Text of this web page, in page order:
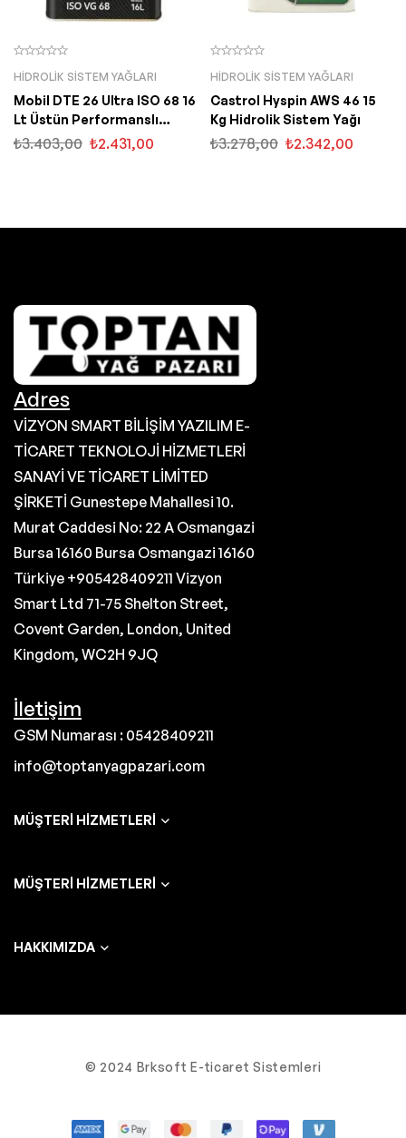
HIDROLIK SISTEM YAĞLARI
Mobil DTE 26 Ultra ISO 68 16
Lt Üstün Performanslı
Hidrolik Sistem Yağı
₺3.403,00 ₺2.431,00
HIDROLIK SISTEM YAĞLARI
Castrol Hyspin AWS 46 15
Kg Hidrolik Sistem Yağı
₺3.278,00 ₺2.342,00
Adres
VİZYON SMART BİLİŞİM YAZILIM E-
TİCARET TEKNOLOJİ HİZMETLERİ
SANAYİ VE TİCARET LİMİTED
ŞİRKETİ Gunestepe Mahallesi 10.
Murat Caddesi No: 22 A Osmangazi
Bursa 16160 Bursa Osmangazi 16160
Türkiye +905428409211 Vizyon
Smart Ltd 71-75 Shelton Street,
Covent Garden, London, United
Kingdom, WC2H 9JQ
İletişim
GSM Numarası : 05428409211
info@toptanyagpazari.com
MÜŞTERI HIZMETLERI
MÜŞTERI HIZMETLERI
HAKKIMIZDA
© 2024 Brksoft E-ticaret Sistemleri